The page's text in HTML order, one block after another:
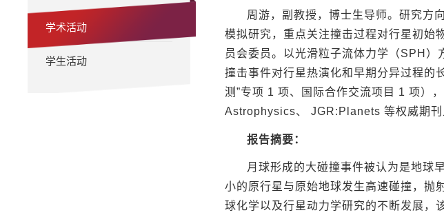
学术活动
学生活动
周游，副教授，博士生导师。研究方
模拟研究，重点关注撞击过程对行星初始
员会委员。以光滑粒子流体力学（SPH
撞击事件对行星热演化和早期分异过程的
测”专项 1 项、国际合作交流项目 1 项）
Astrophysics、 JGR:Planets 等权威期刊
报告摘要：
月球形成的大碰撞事件被认为是地球
小的原行星与原始地球发生高速碰撞，抛
球化学以及行星动力学研究的不断发展，